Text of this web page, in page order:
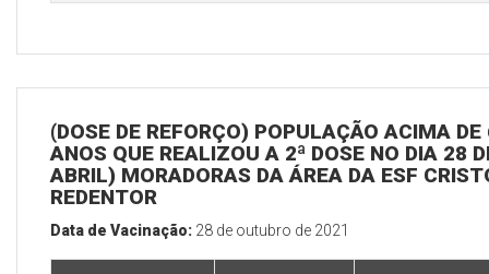
(DOSE DE REFORÇO) POPULAÇÃO ACIMA DE
ANOS QUE REALIZOU A 2ª DOSE NO DIA 28
ABRIL) MORADORAS DA ÁREA DA ESF
REDENTOR
Data de Vacinação: 28 de outubro de 2021